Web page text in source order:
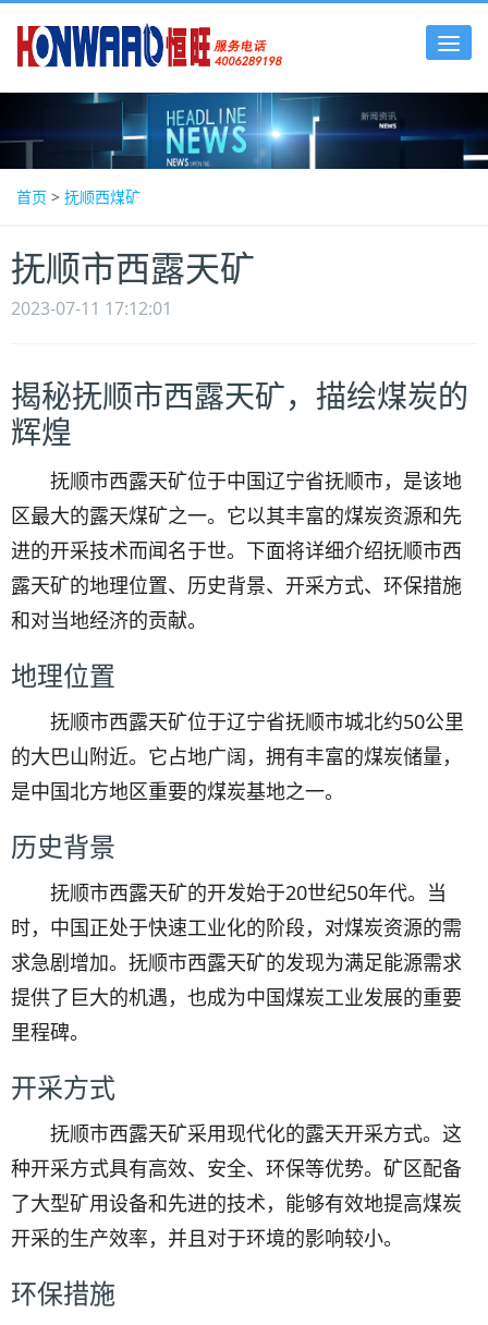
首页 > 抚顺西煤矿
抚顺市西露天矿
2023-07-11 17:12:01
揭秘抚顺市西露天矿，描绘煤炭的
辉煌
抚顺市西露天矿位于中国辽宁省抚顺市，是该地
区最大的露天煤矿之一。它以其丰富的煤炭资源和先
进的开采技术而闻名于世。下面将详细介绍抚顺市西
露天矿的地理位置、历史背景、开采方式、环保措施
和对当地经济的贡献。
地理位置
抚顺市西露天矿位于辽宁省抚顺市城北约50公里
的大巴山附近。它占地广阔，拥有丰富的煤炭储量，
是中国北方地区重要的煤炭基地之一。
历史背景
抚顺市西露天矿的开发始于20世纪50年代。当
时，中国正处于快速工业化的阶段，对煤炭资源的需
求急剧增加。抚顺市西露天矿的发现为满足能源需求
提供了巨大的机遇，也成为中国煤炭工业发展的重要
里程碑。
开采方式
抚顺市西露天矿采用现代化的露天开采方式。这
种开采方式具有高效、安全、环保等优势。矿区配备
了大型矿用设备和先进的技术，能够有效地提高煤炭
开采的生产效率，并且对于环境的影响较小。
环保措施